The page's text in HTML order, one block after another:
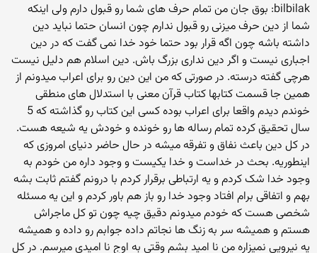
bilbilak: بوق جان من تمام حرف های شما رو قبول دارم ولی اینکه
شما از دین حرف میزنی رو قبول ندارم چون انسان حتما نباید دین
داشته باشه چون اگه قرار بود حتما خود خدا نمی گفت که در دین
اجباری نیست و اگر دین نداری بزرگ باش. دین اسلام هم دلیل نیست
هرچی گفته درسته. در صورتی که من این دین رو برای اعراب میدونم از
همین جا قسمت کتابها کتاب قرآن معنی با استدلال های منطقی
خوندم دیدم واقعا برای اعراب بوده کسی این کتاب رو گذاشته که 5
سال تحقیق کرده تمام رساله ها رو خونده و خودش یه شیعه هست.
در کل دین باعث نفاق و تفرقه میشه در حال حاضر دنیای امروزی که
اینطوریه. بحث در خداست و خدا یکیست و وجود داره من خودم به
وجود خدا شک کردم و یه ارتباطی برقرار کردم با درونم گفتم ثابت بشه
بهم و اتفاقی برام افتاد وجود خدا رو باز هم باور کردم و این یه مسئله
شخصی هست که خودم میدونم دقیق چیه چون تو کل ماجراش
هستم و همیشه سر به زنگ ها نجاتم داده جوابم رو داده و همیشه
یه نیرویی نمیزاره من نا امید بشم وقتی به اوج نا امیدی میرسم. در کل